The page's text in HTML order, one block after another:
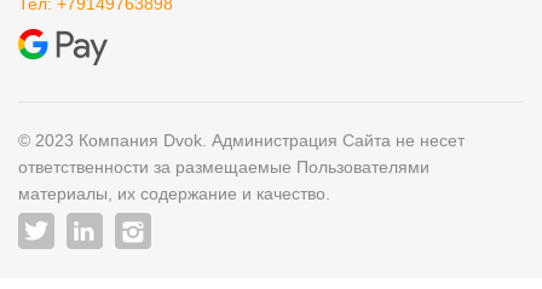
© 2023 Компания Dvok. Администрация Сайта не несет
ответственности за размещаемые Пользователями
материалы, их содержание и качество.